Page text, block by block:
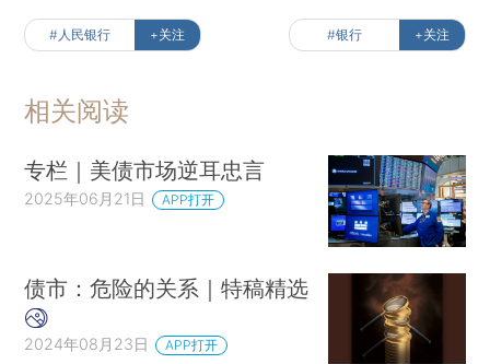
#人民银行 +关注 #银行 +关注
相关阅读
专栏｜美债市场逆耳忠言
2025年06月21日 APP打开
债市：危险的关系｜特稿精选
2024年08月23日 APP打开